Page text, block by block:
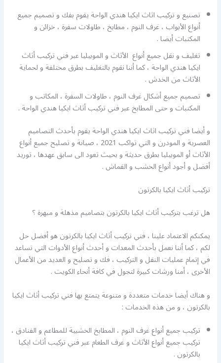
تصنيع و تركيب اثاث ايكيا هندي الواحة يقوم بفك و تصميم جميع
أنواع الأبواب ، غرف النوم ، مطابخ ، طاولات سفرة ، خزائن و
المكتبات أيضا .
تغليف و نقل جميع أنواع الأثاث و الموبيليا عبر فني تركيب أثاث
ايكيا هندي الواحة ، كما أننا نقوم بالتغليف بطرق مختلفة و لحماية
الأثاث من الخدش .
تصميم جميع أشكال غرف النوم ، طاولات السفرة ، المكاتب و
المكتبات و حتى المطابخ عبر فني تركيب أثاث ايكيا هندي الواحة .
و أيضا فني تركيب اثاث ايكيا هندي الواحة يقوم بأحدث التصاميم
العصرية و المودرن و التي تواكب 2021 ، صيانة و تصليح جميع أنواع
الأثاث أو الموبيليا بطرق حديثة و بحيث تعود الى سابق عهدها ، توريد
أفضل و أجود أنواع الخشب و القماش .
تركيب أثاث ايكيا بالكرتون
هل ترغب بتركيب أثاث ايكيا بالكرتون بتصاميم مذهلة و مبهرة ؟
يمكنكم الاعتماد علينا ، فني تركيب أثاث ايكيا بالكرتون هو أفضل حل
لكم ، كما أننا نعمل بأحدث المعدات و أحدث أنواع الأدوات التي تساعد
في إتمام عمليات النقل و التركيب ، فك و تصليح و العديد من الأعمال
الأخرى ، أمنا ورشات كبيرة لتجول في كافة أنحاء الكويت .
و هناك أيضا خدمات متعددة و متنوعة يتمتع بها فني تركيب أثاث ايكيا
بالكرتون ، و من هذه الخدمات :
تركيب جميع أنواع غرف النوم ، المطابخ الخشبية للمطاعم و الفنادق ،
تركيب جميع أنواع الأثاث و غرف الطعام عبر فني تركيب أثاث ايكيا
بالكرتون .